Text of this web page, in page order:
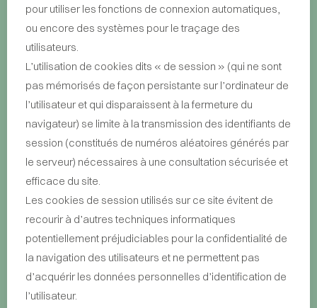
pour utiliser les fonctions de connexion automatiques,
ou encore des systèmes pour le traçage des
utilisateurs.
L’utilisation de cookies dits « de session » (qui ne sont
pas mémorisés de façon persistante sur l’ordinateur de
l’utilisateur et qui disparaissent à la fermeture du
navigateur) se limite à la transmission des identifiants de
session (constitués de numéros aléatoires générés par
le serveur) nécessaires à une consultation sécurisée et
efficace du site.
Les cookies de session utilisés sur ce site évitent de
recourir à d’autres techniques informatiques
potentiellement préjudiciables pour la confidentialité de
la navigation des utilisateurs et ne permettent pas
d’acquérir les données personnelles d’identification de
l’utilisateur.